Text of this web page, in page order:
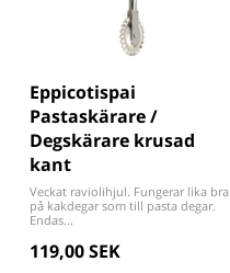
Eppicotispai
Pastaskärare /
Degskärare krusad
kant
Veckat raviolihjul. Fungerar lika bra
på kakdegar som till pasta degar.
Endas...
119,00 SEK